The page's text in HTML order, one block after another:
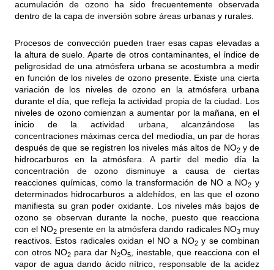
acumulación de ozono ha sido frecuentemente observada
dentro de la capa de inversión sobre áreas urbanas y rurales.
Procesos de convección pueden traer esas capas elevadas a
la altura de suelo. Aparte de otros contaminantes, el índice de
peligrosidad de una atmósfera urbana se acostumbra a medir
en función de los niveles de ozono presente. Existe una cierta
variación de los niveles de ozono en la atmósfera urbana
durante el día, que refleja la actividad propia de la ciudad. Los
niveles de ozono comienzan a aumentar por la mañana, en el
inicio de la actividad urbana, alcanzándose las
concentraciones máximas cerca del mediodía, un par de horas
después de que se registren los niveles más altos de NO2y de
hidrocarburos en la atmósfera. A partir del medio día la
concentración de ozono disminuye a causa de ciertas
reacciones químicas, como la transformación de NO a NO2 y
determinados hidrocarburos a aldehídos, en las que el ozono
manifiesta su gran poder oxidante. Los niveles más bajos de
ozono se observan durante la noche, puesto que reacciona
con el NO2 presente en la atmósfera dando radicales NO3muy
reactivos. Estos radicales oxidan el NO a NO2y se combinan
con otros NO2 para dar N2O5, inestable, que reacciona con el
vapor de agua dando ácido nítrico, responsable de la acidez